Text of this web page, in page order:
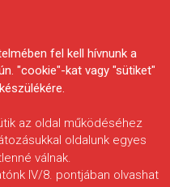
fel kell hívnunk a
"cookie"-kat vagy "sütiket"
az oldal működéséhez
oldalunk egyes
válnak.
IV/8. pontjában olvashat